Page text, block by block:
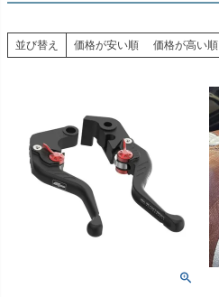
並び替え 価格が安い順 価格が高い順